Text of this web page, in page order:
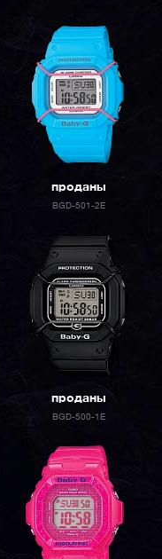
проданы
BGD-501-2E
проданы
BGD-500-1E